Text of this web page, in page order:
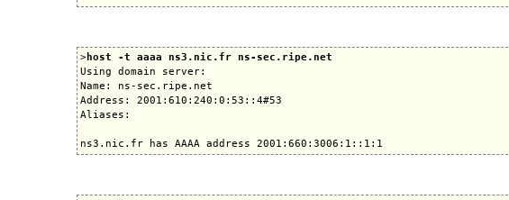
>host -t aaaa ns3.nic.fr ns-sec.ripe.net
Using domain server:
Name: ns-sec.ripe.net
Address: 2001:610:240:0:53::4#53
Aliases: